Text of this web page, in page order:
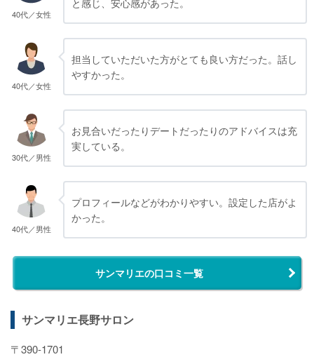
40代／女性
40代／女性
担当していただいた方がとても良い方だった。話し
やすかった。
30代／男性
お見合いだったりデートだったりのアドバイスは充
実している。
40代／男性
プロフィールなどがわかりやすい。設定した店がよ
かった。
サンマリエの口コミ一覧
サンマリエ長野サロン
〒390-1701